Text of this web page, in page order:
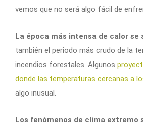
vemos que no será algo fácil de
La época más intensa de calor se
también el periodo más crudo de la
incendios forestales. Algunos
donde las temperaturas cercanas a
algo inusual.
Los fenómenos de clima extremo